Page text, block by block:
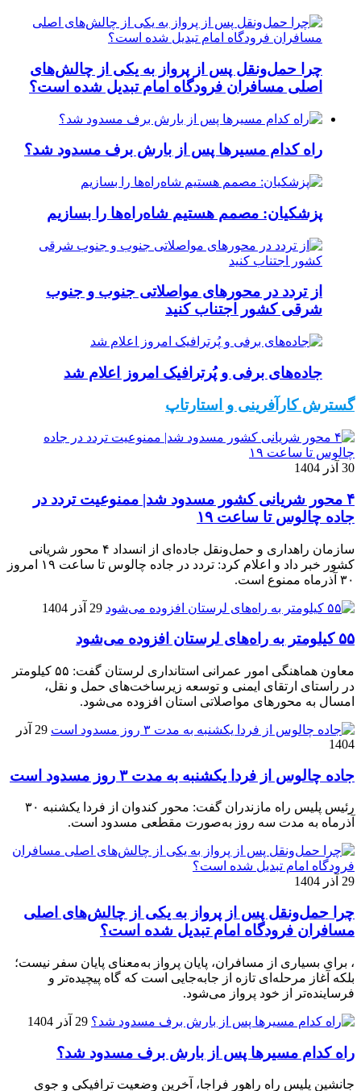
چرا حمل‌ونقل پس از پرواز به یکی از چالش‌های
اصلی مسافران فرودگاه امام تبدیل شده است؟
راه کدام مسیرها پس از بارش برف مسدود شد؟
پزشکیان: مصمم هستیم شاه‌راه‌ها را بسازیم
از تردد در محورهای مواصلاتی جنوب و جنوب
شرقی کشور اجتناب کنید
جاده‌های برفی و پُرترافیک امروز اعلام شد
گسترش کارآفرینی و استارتاپ
30 آذر 1404
۴ محور شریانی کشور مسدود شد| ممنوعیت تردد در
جاده چالوس تا ساعت ۱۹
سازمان راهداری و حمل‌ونقل جاده‌ای از انسداد ۴ محور شریانی
کشور خبر داد و اعلام کرد: تردد در جاده چالوس تا ساعت ۱۹ امروز
۳۰ آذرماه ممنوع است.
29 آذر 1404
۵۵ کیلومتر به راه‌های لرستان افزوده می‌شود
معاون هماهنگی امور عمرانی استانداری لرستان گفت: ۵۵ کیلومتر
در راستای ارتقای ایمنی و توسعه زیرساخت‌های حمل و نقل،
امسال به محورهای مواصلاتی استان افزوده می‌شود.
29 آذر
1404
جاده چالوس از فردا یکشنبه به مدت ۳ روز مسدود است
رئیس پلیس راه مازندران گفت: محور کندوان از فردا یکشنبه ۳۰
آذرماه به مدت سه روز به‌صورت مقطعی مسدود است.
29 آذر 1404
چرا حمل‌ونقل پس از پرواز به یکی از چالش‌های اصلی
مسافران فرودگاه امام تبدیل شده است؟
، برای بسیاری از مسافران، پایان پرواز به‌معنای پایان سفر نیست؛
بلکه آغاز مرحله‌ای تازه از جابه‌جایی است که گاه پیچیده‌تر و
فرساینده‌تر از خود پرواز می‌شود.
29 آذر 1404
راه کدام مسیرها پس از بارش برف مسدود شد؟
جانشین پلیس راه راهور فراجا، آخرین وضعیت ترافیکی و جوی